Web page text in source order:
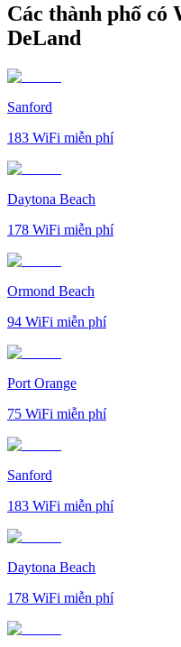
Các thành phố có
DeLand
Sanford
183 WiFi miễn phí
Daytona Beach
178 WiFi miễn phí
Ormond Beach
94 WiFi miễn phí
Port Orange
75 WiFi miễn phí
Sanford
183 WiFi miễn phí
Daytona Beach
178 WiFi miễn phí